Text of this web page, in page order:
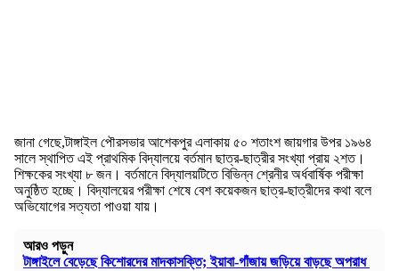
জানা গেছে,টাঙ্গাইল পৌরসভার আশেকপুর এলাকায় ৫০ শতাংশ জায়গার উপর ১৯৬৪
সালে স্থাপিত এই প্রাথমিক বিদ্যালয়ে বর্তমান ছাত্র-ছাত্রীর সংখ্যা প্রায় ২শত।
শিক্ষকের সংখ্যা ৮ জন। বর্তমানে বিদ্যালয়টিতে বিভিন্ন শ্রেনীর অর্ধবার্ষিক পরীক্ষা
অনুষ্ঠিত হচ্ছে। বিদ্যালয়ের পরীক্ষা শেষে বেশ কয়েকজন ছাত্র-ছাত্রীদের কথা বলে
অভিযোগের সত্যতা পাওয়া যায়।
আরও পড়ুন
টাঙ্গাইলে বেড়েছে কিশোরদের মাদকাসক্তি; ইয়াবা-গাঁজায় জড়িয়ে বাড়ছে অপরাধ